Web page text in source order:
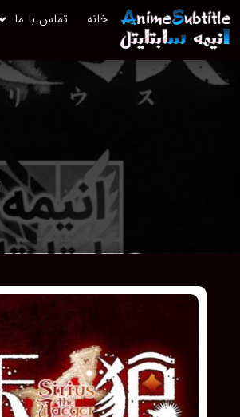
خانه تماس با ما